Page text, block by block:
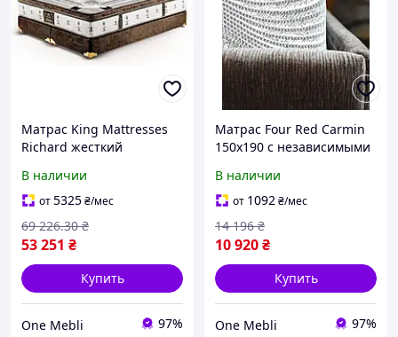
Матрас King Mattresses
Richard жесткий
пружинами Pocket spring
для комфортного сна
В наличии
от5325₴/мес
53 251 ₴
69 226.30 ₴
Купить
One Mebli 97%
Матрас Four Red Carmin
150x190 с независимыми
комфортного сна средней
жесткости
В наличии
от 1092₴/мес
10 920₴
14 196 ₴
Купить
One Mebli 97%